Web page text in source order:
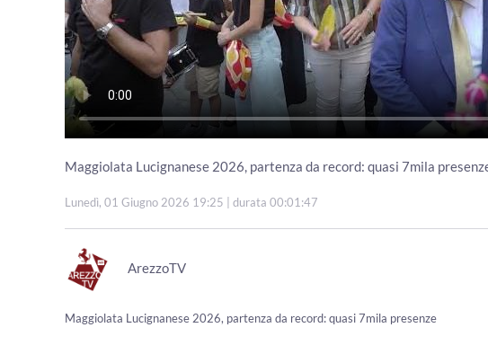
Maggiolata Lucignanese 2026, partenza da record: quasi 7mila
Lunedì, 01 Giugno 2026 19:25 | durata 00:01:47
ArezzoTV
Maggiolata Lucignanese 2026, partenza da record: quasi 7mila presenze